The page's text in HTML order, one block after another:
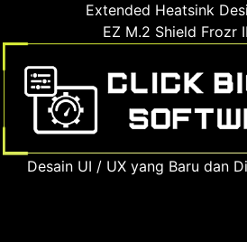
Extended Heatsink
EZ M.2 Shield Frozr II
Desain UI / UX yang Baru dan